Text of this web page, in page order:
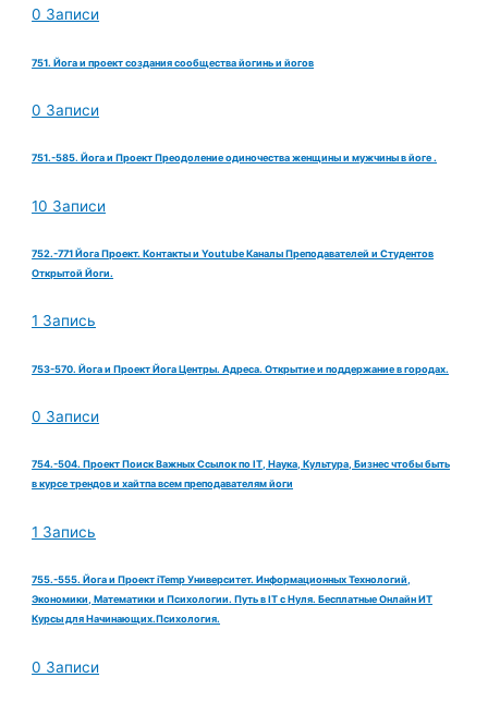
0 Записи
751. Йога и проект создания сообщества йогинь и йогов
0 Записи
751.-585. Йога и Проект Преодоление одиночества женщины и мужчины в йоге .
10 Записи
752.-771 Йога Проект. Контакты и Youtube Каналы Преподавателей и Студентов
Открытой Йоги.
1 Запись
753-570. Йога и Проект Йога Центры. Адреса. Открытие и поддержание в городах.
0 Записи
754.-504. Проект Поиск Важных Ссылок по IT, Наука, Культура, Бизнес чтобы быть
в курсе трендов и хайтпа всем преподавателям йоги
1 Запись
755.-555. Йога и Проект iTemp Университет. Информационных Технологий,
Экономики, Математики и Психологии. Путь в IT с Нуля. Бесплатные Онлайн ИТ
Курсы для Начинающих.Психология.
0 Записи